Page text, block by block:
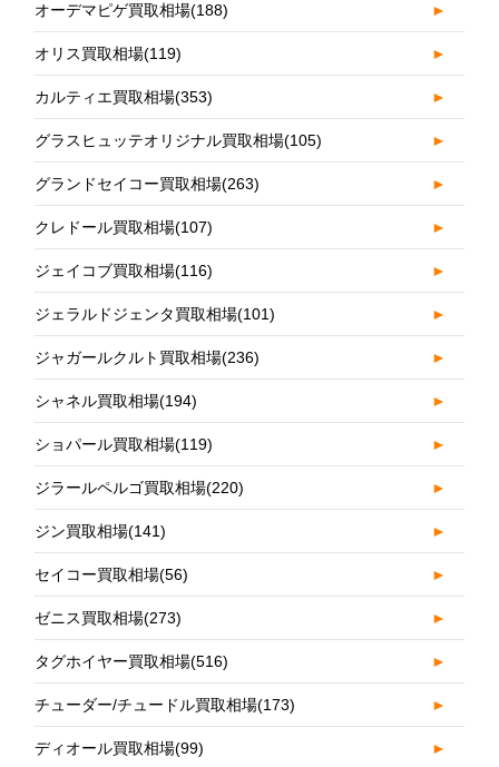
オーデマピゲ買取相場(188) ►
オリス買取相場(119) ►
カルティエ買取相場(353) ►
グラスヒュッテオリジナル買取相場(105) ►
グランドセイコー買取相場(263) ►
クレドール買取相場(107) ►
ジェイコブ買取相場(116) ►
ジェラルドジェンタ買取相場(101) ►
ジャガールクルト買取相場(236) ►
シャネル買取相場(194) ►
ショパール買取相場(119) ►
ジラールペルゴ買取相場(220) ►
ジン買取相場(141) ►
セイコー買取相場(56) ►
ゼニス買取相場(273) ►
タグホイヤー買取相場(516) ►
チューダー/チュードル買取相場(173) ►
ディオール買取相場(99) ►